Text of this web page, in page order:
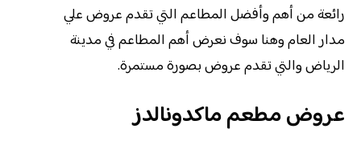
رائعة من أهم وأفضل المطاعم التي تقدم عروض علي
مدار العام وهنا سوف نعرض أهم المطاعم في مدينة
الرياض والتي تقدم عروض بصورة مستمرة.
عروض مطعم ماكدونالدز